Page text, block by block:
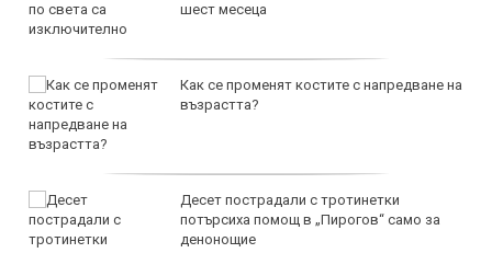
шест месеца
Как се променят костите с напредване на
възрастта?
Десет пострадали с тротинетки
потърсиха помощ в „Пирогов“ само за
денонощие